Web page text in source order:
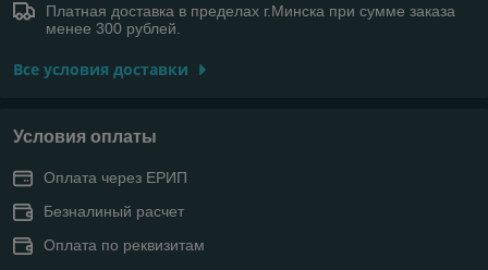
Платная доставка в пределах г.Минска при сумме заказа
менее 300 рублей.
Все условия доставки
Условия оплаты
Оплата через ЕРИП
Безналиный расчет
Оплата по реквизитам